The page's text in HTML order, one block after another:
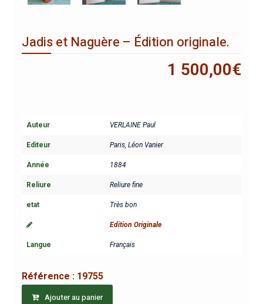
Jadis et Naguère – Édition originale.
1 500,00€
Auteur VERLAINE Paul
Editeur Paris, Léon Vanier
Année 1884
Reliure Reliure fine
etat Très bon
Edition Originale
Langue Français
Référence : 19755
Ajouter au panier